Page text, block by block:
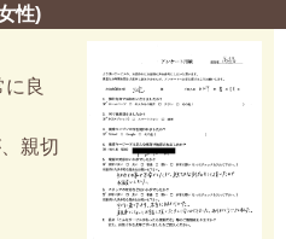
性)
良
親切